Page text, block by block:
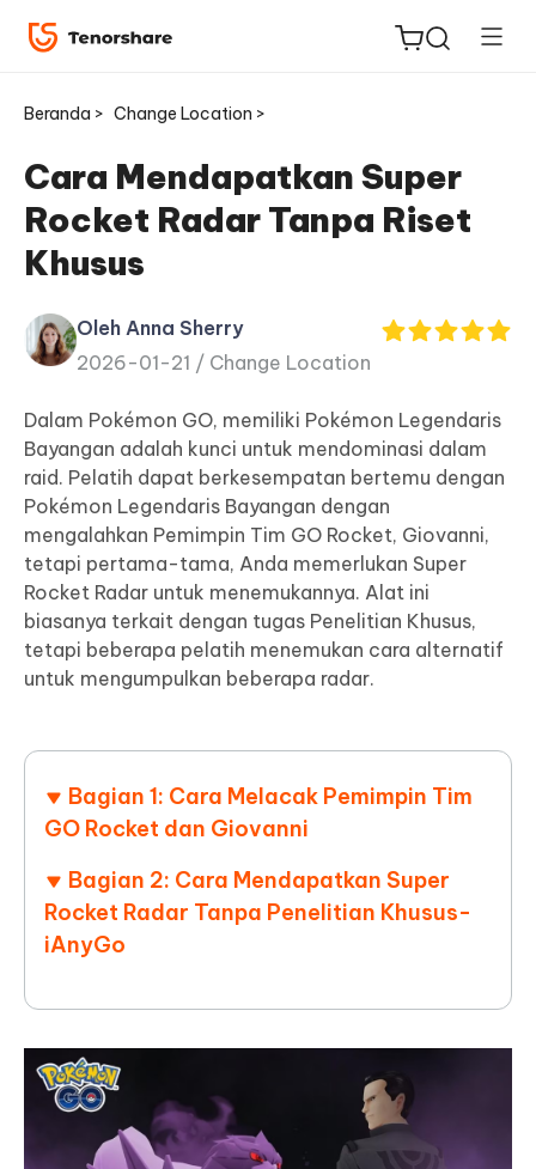
untuk
iOS
Tenorshare
PDNob
iAnyGo
Beranda > Change Location >
Cara Mendapatkan Super
Rocket Radar Tanpa Riset
Khusus
Oleh Anna Sherry
2026-01-21 / Change Location
Dalam Pokémon GO, memiliki Pokémon Legendaris
Bayangan adalah kunci untuk mendominasi dalam
raid. Pelatih dapat berkesempatan bertemu dengan
Pokémon Legendaris Bayangan dengan
mengalahkan Pemimpin Tim GO Rocket, Giovanni,
tetapi pertama-tama, Anda memerlukan Super
Rocket Radar untuk menemukannya. Alat ini
biasanya terkait dengan tugas Penelitian Khusus,
tetapi beberapa pelatih menemukan cara alternatif
untuk mengumpulkan beberapa radar.
Bagian 1: Cara Melacak Pemimpin Tim
GO Rocket dan Giovanni
Bagian 2: Cara Mendapatkan Super
Rocket Radar Tanpa Penelitian Khusus-
iAnyGo